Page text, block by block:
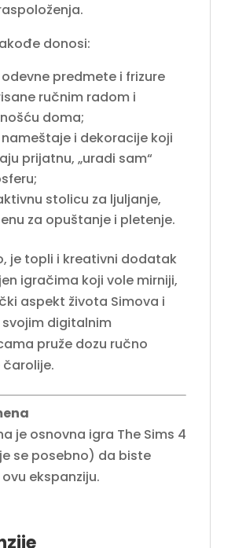
donosi:
odevne predmete i frizure
ručnim radom i
doma;
nameštaje i dekoracije koji
prijatnu, „uradi sam“
stolicu za ljuljanje,
za opuštanje i pletenje.
je topli i kreativni dodatak
igračima koji vole mirniji,
aspekt života Simova i
svojim digitalnim
pruže dozu ručno
je osnovna igra The Sims 4
se posebno) da biste
ekspanziju.